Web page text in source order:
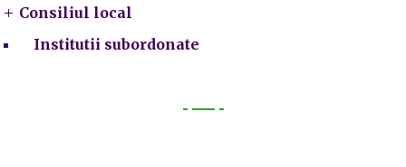
Consiliul local
Institutii subordonate